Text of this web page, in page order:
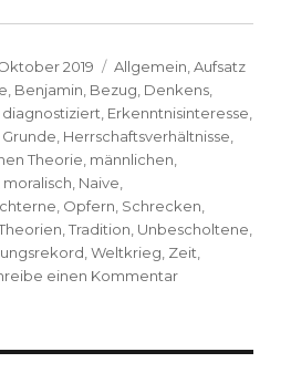
2019 Kategorien
Allgemein ,Aufsatz
Benjamin Bezug Denkens
diagnostiziert Erkenntnisinteresse
Grunde Herrschaftsverhältnisse
Theorie männlichen
moralisch Naive
Opfern Schrecken
,Tradition Unbescholtene
,Weltkrieg Zeit
einen Kommentarzu